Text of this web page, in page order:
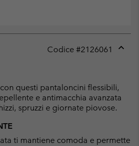
Codice #2126061
questi pantaloncini flessibili,
e antimacchia avanzata
spruzzi e giornate piovose.
ti mantiene comoda e permette